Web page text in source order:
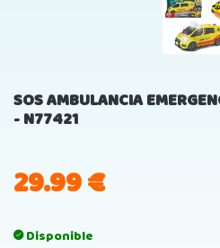
SOS AMBULANCIA
- N77421
29.99€
Disponible